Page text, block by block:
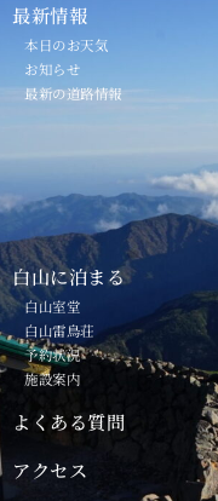
最新情報
本日のお天気
お知らせ
最新の道路情報
白山に泊まる
白山室堂
白山雷鳥荘
予約状況
施設案内
よくある質問
アクセス